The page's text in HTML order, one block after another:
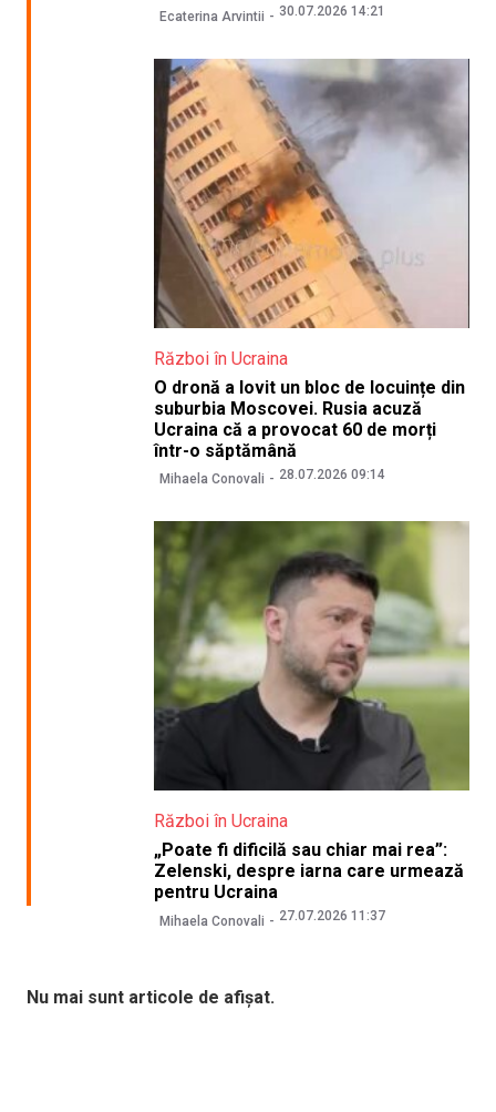
Ecaterina Arvintii 30.07.2026 14:21
Război în Ucraina
O dronă a lovit un bloc de locuințe din
suburbia Moscovei. Rusia acuză
Ucraina că a provocat 60 de morți
într-o săptămână
Mihaela Conovali 28.07.2026 09:14
Război în Ucraina
„Poate fi dificilă sau chiar mai rea”:
Zelenski, despre iarna care urmează
pentru Ucraina
Mihaela Conovali 27.07.2026 11:37
Nu mai sunt articole de afișat.